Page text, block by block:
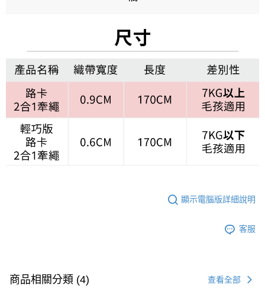
顯示電腦版詳細說明
客服
商品相關分類 (4) 查看全部